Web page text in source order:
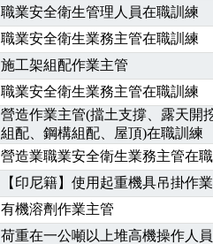
2025/11/11【中心公告】颱風假11/12停
2025/11/10【中心公告】因應颱風來襲
2025/10/30【進修課程】2026年，課程
2025/08/20【進修課程】SDS格式百
2025/08/12【中心公告】因應颱風來
2025/07/06 【中心公告】颱風假114/
2025/06/06【進修課程】～～前導課
2025/05/29【進修課程】前導課程推出
2025/04/28 【進修課程】要怎麼進修
2025/01/21「高壓氣體製造安全主任」
訓測驗
2025/01/15【線上課程】碳中和核心職
職業安全衛生管理人員在職訓練
職業安全衛生業務主管在職訓練
施工架組配作業主管
職業安全衛生業務主管在職訓練
營造作業主管(擋土支撐、露天開
組配、鋼構組配、屋頂)在職訓練
營造業職業安全衛生業務主管在
【印尼籍】使用起重機具吊掛作
有機溶劑作業主管
荷重在一公噸以上堆高機操作人